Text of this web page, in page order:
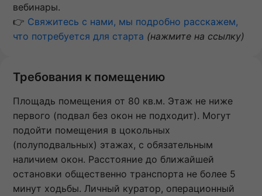
вебинары.
👉 Свяжитесь с нами, мы подробно расскажем,
что потребуется для старта (нажмите на ссылку)
Требования к помещению
Площадь помещения от 80 кв.м. Этаж не ниже
первого (подвал без окон не подходит). Могут
подойти помещения в цокольных
(полуподвальных) этажах, с обязательным
наличием окон. Расстояние до ближайшей
остановки общественно транспорта не более 5
минут ходьбы. Личный куратор, операционный